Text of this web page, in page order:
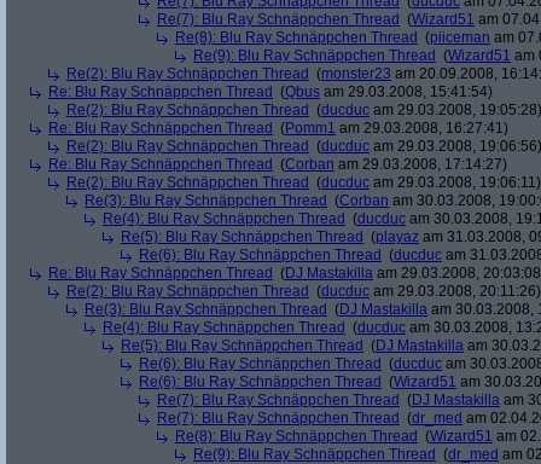
Re(7): Blu Ray Schnäppchen Thread (Wizard51 am
Re(8): Blu Ray Schnäppchen Thread (piiceman am
Re(9): Blu Ray Schnäppchen Thread (Wizard51 am
Re(2): Blu Ray Schnäppchen Thread (monster23 am 20.09.2008,
Re: Blu Ray Schnäppchen Thread (Qbus am 29.03.2008, 15:41:54)
Re(2): Blu Ray Schnäppchen Thread (ducduc am 29.03.2008, 19:05:28)
Re: Blu Ray Schnäppchen Thread (Pomm1 am 29.03.2008, 16:27:41)
Re(2): Blu Ray Schnäppchen Thread (ducduc am 29.03.2008, 19:06:56)
Re: Blu Ray Schnäppchen Thread (Corban am 29.03.2008, 17:14:27)
Re(2): Blu Ray Schnäppchen Thread (ducduc am 29.03.2008, 19:06:11)
Re(3): Blu Ray Schnäppchen Thread (Corban am 30.03.2008,
Re(4): Blu Ray Schnäppchen Thread (ducduc am 30.03.2008,
Re(5): Blu Ray Schnäppchen Thread (playaz am 31.03.2008,
Re(6): Blu Ray Schnäppchen Thread (ducduc am
Re: Blu Ray Schnäppchen Thread (DJ Mastakilla am 29.03.2008,
Re(2): Blu Ray Schnäppchen Thread (ducduc am 29.03.2008, 20:11:26)
Re(3): Blu Ray Schnäppchen Thread (DJ Mastakilla am 30.03.2008,
Re(4): Blu Ray Schnäppchen Thread (ducduc am 30.03.2008,
Re(5): Blu Ray Schnäppchen Thread (DJ Mastakilla am
Re(6): Blu Ray Schnäppchen Thread (ducduc am
Re(6): Blu Ray Schnäppchen Thread (Wizard51 am
Re(7): Blu Ray Schnäppchen Thread (DJ Mastakilla am
Re(7): Blu Ray Schnäppchen Thread (dr_med am
Re(8): Blu Ray Schnäppchen Thread (Wizard51 am
Re(9): Blu Ray Schnäppchen Thread (dr_med am